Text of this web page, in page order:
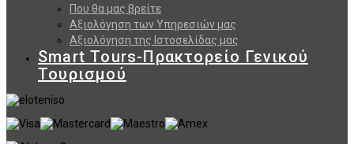
Που θα μας βρείτε
Αξιολόγηση των Υπηρεσιών μας
Αξιολόγηση της Ιστοσελίδας μας
Smart Tours-Πρακτορείο Γενικού
Τουρισμού